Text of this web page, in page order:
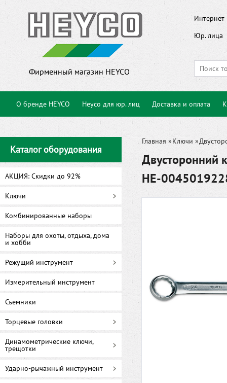
Фирменный магазин HEYCO
Интернет
Юр. лица
О бренде HEYCO Heyco для юр. лиц Доставка и оплата
Каталог оборудования
АКЦИЯ: Скидки до 92%
Ключи
Комбинированные наборы
Наборы для охоты, отдыха, дома
и хобби
Режущий инструмент
Измерительный инструмент
Съемники
Торцевые головки
Динамометрические ключи,
трещотки
Ударно-рычажный инструмент
Главная »Ключи »
Двусторонний
HE-